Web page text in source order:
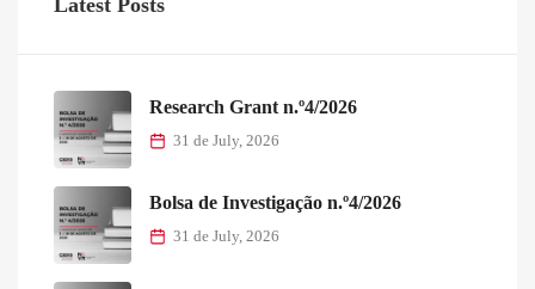
Research Grant n.º4/2026
31 de July, 2026
Bolsa de Investigação n.º4/2026
31 de July, 2026